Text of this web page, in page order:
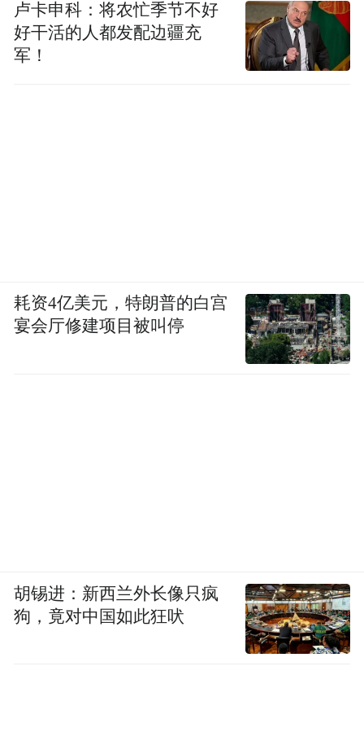
卢卡申科：将农忙季节不好
好干活的人都发配边疆充
军！
耗资4亿美元，特朗普的白宫
宴会厅修建项目被叫停
胡锡进：新西兰外长像只疯
狗，竟对中国如此狂吠